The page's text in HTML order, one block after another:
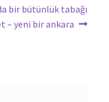
bir bütünlük tabağı
– yeni bir ankara